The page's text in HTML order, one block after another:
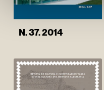
N. 37. 2014